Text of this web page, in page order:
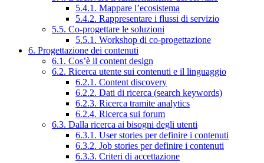
5.4.1. Mappare l’ecosistema
5.4.2. Rappresentare i flussi di servizio
5.5. Co-progettare le soluzioni
5.5.1. Workshop di co-progettazione
6. Progettazione dei contenuti
6.1. Cos’è il content design
6.2. Ricerca utente sui contenuti e il linguaggio
6.2.1. Content discovery
6.2.2. Dati di ricerca (search keywords)
6.2.3. Ricerca tramite analytics
6.2.4. Ricerca sui forum
6.3. Dalla ricerca ai bisogni degli utenti
6.3.1. User stories per definire i contenuti
6.3.2. Job stories per definire i contenuti
6.3.3. Criteri di accettazione